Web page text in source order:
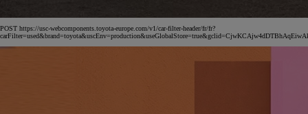
POST https://usc-webcomponents.toyota-europe.com/v1/car-filter-header/fr/fr?